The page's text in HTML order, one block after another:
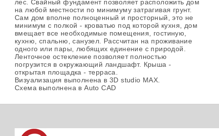
лес. Свайный фундамент позволяет расположить дом
на любой местности по минимуму затрагивая грунт.
Сам дом вполне полноценный и просторный, это не
минимум с полкой - кроватью под которой кухня, дом
вмещает все необходимые помещения, гостиную,
кухню, спальню, санузел. Рассчитан на проживание
одного или пары, любящих единение с природой.
Ленточное остекление позволяет полностью
погрузится в окружающий ландшафт. Крыша -
открытая площадка - терраса.
Визуализация выполнена в 3D studio MAX.
Схема выполнена в Auto CAD